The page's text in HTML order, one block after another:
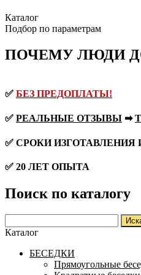
Каталог
Подбор по параметрам
ПОЧЕМУ ЛЮДИ
✅ БЕЗ ПРЕДОПЛАТЫ!
✅ РЕАЛЬНЫЕ ОТЗЫВЫ ➡
✅ СРОКИ ИЗГОТАВЛЕНИЯ
✅ 20 ЛЕТ ОПЫТА
Поиск по каталогу
Каталог
БЕСЕДКИ
Прямоугольные